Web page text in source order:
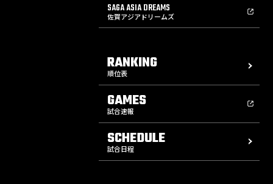
SAGA ASIA DREAMS
佐賀アジアドリームズ
RANKING
順位表
GAMES
試合速報
SCHEDULE
試合日程